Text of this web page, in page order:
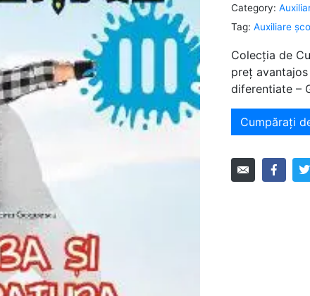
Category:
Tag: Auxiliare
Colecția de
preț
diferentiate –
Cumpărați